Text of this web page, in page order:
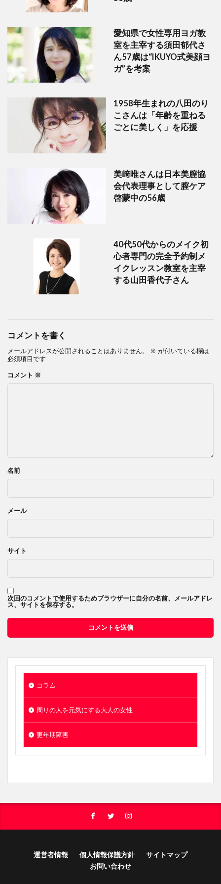
愛知県で女性専用ヨガ教
室を主宰する須田郁代さ
ん57歳は“IKUYO式美顔ヨ
ガ”を考案
1958年生まれの八田のり
こさんは「年齢を重ねる
ごとに美しく」を応援
美﨑唯さんは日本美膣協
会代表理事として膣ケア
啓蒙中の56歳
40代50代からのメイク初
心者専門の完全予約制メ
イクレッスン教室を主宰
する山田香代子さん
コメントを書く
メールアドレスが公開されることはありません。 ※ が付いている欄は
必須項目です
コメント ※
名前
メール
サイト
次回のコメントで使用するためブラウザーに自分の名前、メールアドレ
ス、サイトを保存する。
コラム
周りの人を元気にする大人の女性
更年期障害
運営者情報 個人情報保護方針
サイトマップ
お問い合わせ